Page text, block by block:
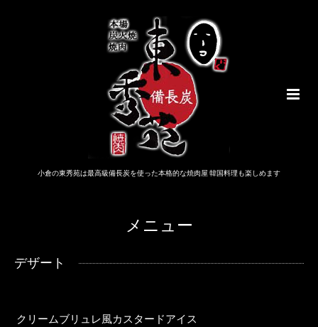
小倉の東秀苑は最高級備長炭を使った本格的な焼肉屋 韓国料理も楽しめます
メニュー
デザート
クリームブリュレ風カスタードアイス